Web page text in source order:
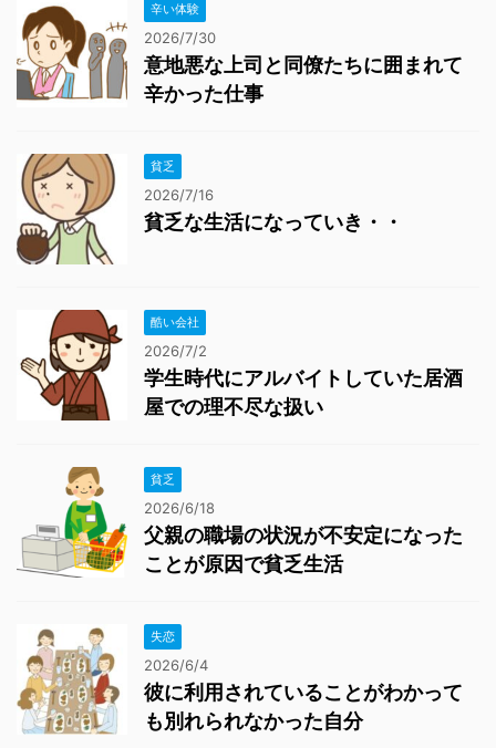
辛い体験
2026/7/30
意地悪な上司と同僚たちに囲まれて
辛かった仕事
貧乏
2026/7/16
貧乏な生活になっていき・・
酷い会社
2026/7/2
学生時代にアルバイトしていた居酒
屋での理不尽な扱い
貧乏
2026/6/18
父親の職場の状況が不安定になった
ことが原因で貧乏生活
失恋
2026/6/4
彼に利用されていることがわかって
も別れられなかった自分